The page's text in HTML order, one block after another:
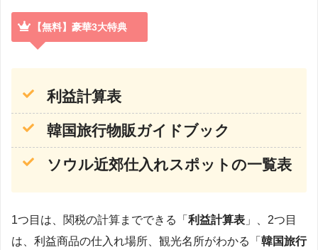
【無料】豪華3大特典
利益計算表
韓国旅行物販ガイドブック
ソウル近郊仕入れスポットの一覧表
1つ目は、関税の計算までできる「 利益計算表 」、2つ目
は、利益商品の仕入れ場所、観光名所がわかる「 韓国旅行